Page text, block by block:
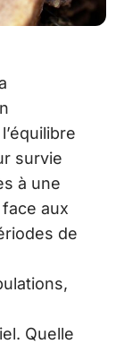
survie
à une
aux
de
Quelle